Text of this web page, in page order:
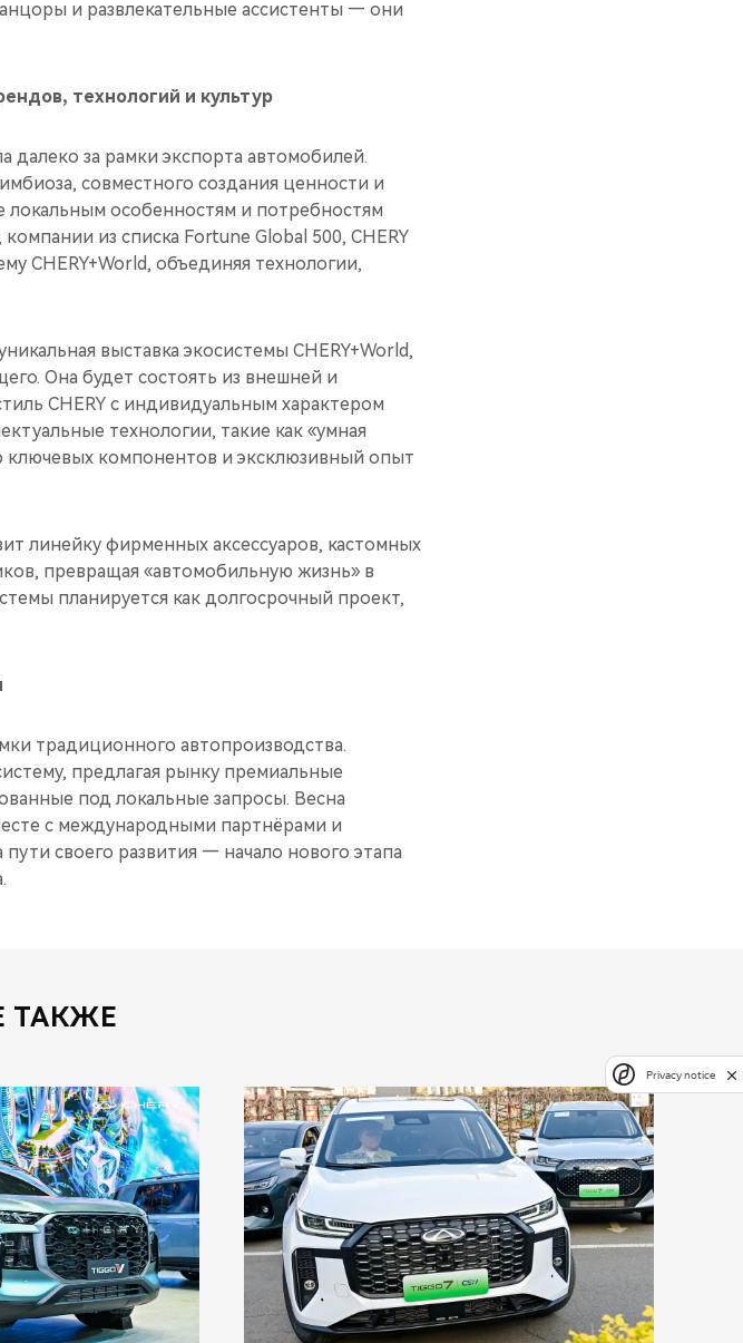
и развлекательные ассистенты — они
технологий и культур
далеко за рамки экспорта автомобилей.
совместного создания ценности и
локальным особенностям и потребностям
из списка Fortune Global 500, CHERY
CHERY+World, объединяя технологии,
выставка экосистемы CHERY+World,
Она будет состоять из внешней и
CHERY с индивидуальным характером
технологии, такие как «умная
ключевых компонентов и эксклюзивный опыт
линейку фирменных аксессуаров, кастомных
превращая «автомобильную жизнь» в
планируется как долгосрочный проект,
традиционного автопроизводства.
предлагая рынку премиальные
под локальные запросы. Весна
с международными партнёрами и
своего развития — начало нового этапа
ТАКЖЕ
Privacy notice